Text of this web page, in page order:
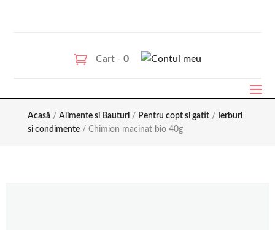
Cart - 0
Acasă/ Alimente si Bauturi/ Pentru copt si gatit/
Ierburi
si condimente/ Chimion macinat bio 40g